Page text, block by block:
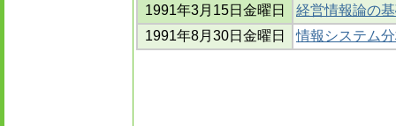
1991年3月15日金曜日
経営情報論の
1991年8月30日金曜日
情報システム